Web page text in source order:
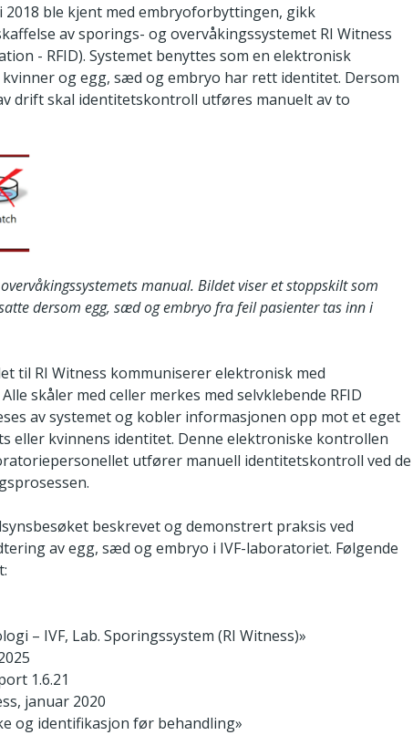
2018 ble kjent med embryoforbyttingen, gikk
av sporings- og overvåkingssystemet RI Witness
- RFID). Systemet benyttes som en elektronisk
og egg, sæd og embryo har rett identitet. Dersom
drift skal identitetskontroll utføres manuelt av to
manual. Bildet viser et stoppskilt som
dersom egg, sæd og embryo fra feil pasienter tas inn i
til RI Witness kommuniserer elektronisk med
skåler med celler merkes med selvklebende RFID
av systemet og kobler informasjonen opp mot et eget
eller kvinnens identitet. Denne elektroniske kontrollen
utfører manuell identitetskontroll ved de
beskrevet og demonstrert praksis ved
av egg, sæd og embryo i IVF-laboratoriet. Følgende
– IVF, Lab. Sporingssystem (RI Witness)»
1.6.21
januar 2020
og identifikasjon før behandling»